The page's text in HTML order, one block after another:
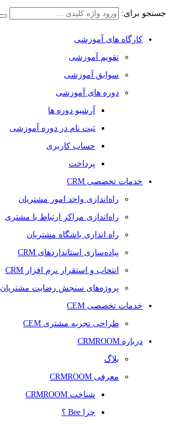
جستجو برای:
کارگاه های آموزشی
تقویم آموزشی
سوابق آموزشی
دوره های آموزشی
آرشیو دوره ها
ثبت نام در دوره آموزشی
حساب کاربری
پرداخت
خدمات تخصصی CRM
راه‌اندازی واحد امور مشتریان
راه‌اندازی مراکز ارتباط با مشتری
راه اندازی باشگاه مشتریان
پیاده‌سازی استانداردهای CRM
انتخاب و استقرار نرم افزار CRM
پروژه‌های سنجش رضایت مشتریان
خدمات تخصصی CEM
طراحی تجربه مشتری CEM
درباره CRMROOM
بلاگ
معرفی CRMROOM
شناخت CRMROOM
چرا Bee ؟